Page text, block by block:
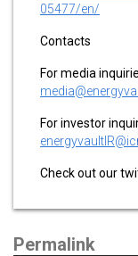
05477/en/
Contacts
For media
For investor
Check out our
Permalink